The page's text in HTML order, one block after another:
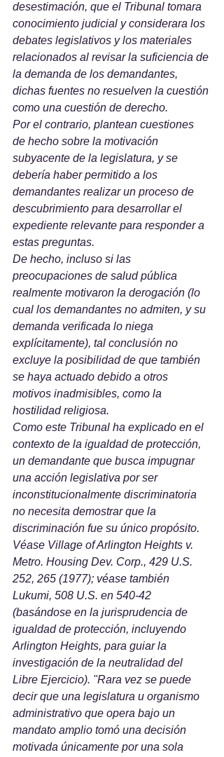
desestimación, que el Tribunal tomara
conocimiento judicial y considerara los
debates legislativos y los materiales
relacionados al revisar la suficiencia de
la demanda de los demandantes,
dichas fuentes no resuelven la cuestión
como una cuestión de derecho.
Por el contrario, plantean cuestiones
de hecho sobre la motivación
subyacente de la legislatura, y se
debería haber permitido a los
demandantes realizar un proceso de
descubrimiento para desarrollar el
expediente relevante para responder a
estas preguntas.
De hecho, incluso si las
preocupaciones de salud pública
realmente motivaron la derogación (lo
cual los demandantes no admiten, y su
demanda verificada lo niega
explícitamente), tal conclusión no
excluye la posibilidad de que también
se haya actuado debido a otros
motivos inadmisibles, como la
hostilidad religiosa.
Como este Tribunal ha explicado en el
contexto de la igualdad de protección,
un demandante que busca impugnar
una acción legislativa por ser
inconstitucionalmente discriminatoria
no necesita demostrar que la
discriminación fue su único propósito.
Véase Village of Arlington Heights v.
Metro. Housing Dev. Corp., 429 U.S.
252, 265 (1977); véase también
Lukumi, 508 U.S. en 540-42
(basándose en la jurisprudencia de
igualdad de protección, incluyendo
Arlington Heights, para guiar la
investigación de la neutralidad del
Libre Ejercicio). "Rara vez se puede
decir que una legislatura u organismo
administrativo que opera bajo un
mandato amplio tomó una decisión
motivada únicamente por una sola